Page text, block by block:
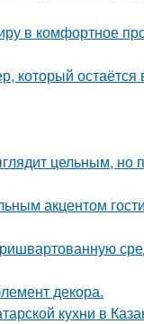
в комфортное
который остаётся
цельным, но
акцентом
декора.
кухни в